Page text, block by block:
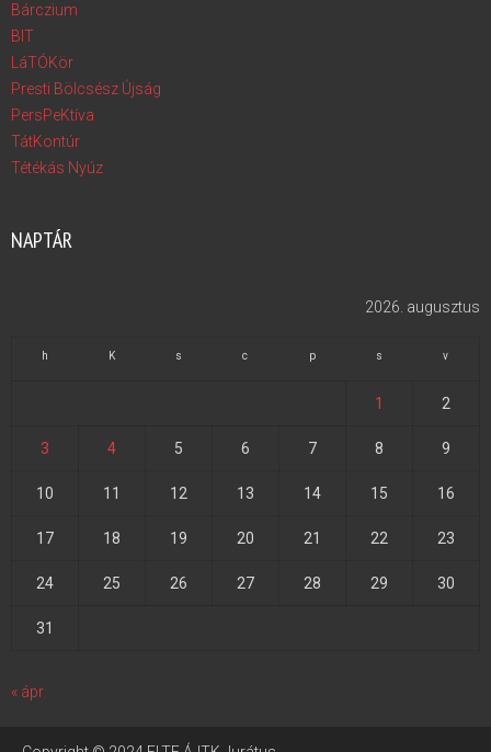
Bárczium
BIT
LáTÓKör
Presti Bölcsész Újság
PersPeKtíva
TátKontúr
Tétékás Nyúz
NAPTÁR
2026. augusztus
h K s c p s v
1 2
3 4 5 6 7 8 9
10 11 12 13 14 15 16
17 18 19 20 21 22 23
24 25 26 27 28 29 30
31
« ápr